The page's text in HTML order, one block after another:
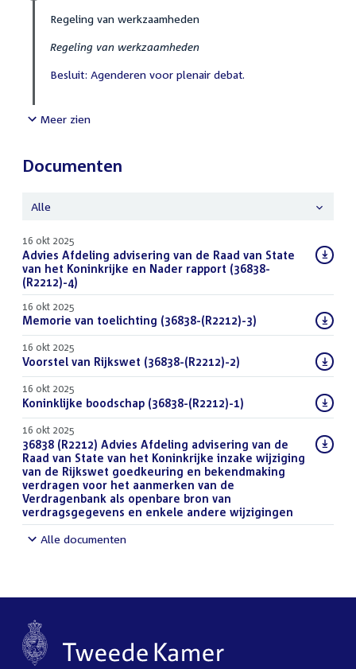
Regeling van werkzaamheden
Regeling van werkzaamheden
Besluit: Agenderen voor plenair debat.
Meer zien
Documenten
Alle
16 okt 2025
Download
bestand:
Advies Afdeling advisering van de Raad van State
van het Koninkrijke en Nader rapport (36838-
(R2212)-4)
16 okt 2025
Download
bestand:
Memorie van toelichting (36838-(R2212)-3)
16 okt 2025
Download
bestand:
Voorstel van Rijkswet (36838-(R2212)-2)
16 okt 2025
Download
bestand:
Koninklijke boodschap (36838-(R2212)-1)
16 okt 2025
Download
bestand:
36838 (R2212) Advies Afdeling advisering van de
Raad van State van het Koninkrijke inzake wijziging
van de Rijkswet goedkeuring en bekendmaking
verdragen voor het aanmerken van de
Verdragenbank als openbare bron van
verdragsgegevens en enkele andere wijzigingen
Alle documenten